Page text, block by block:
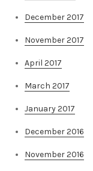
December 2017
November 2017
April 2017
March 2017
January 2017
December 2016
November 2016